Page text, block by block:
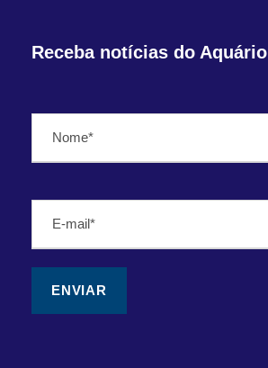
Receba notícias do Aquário